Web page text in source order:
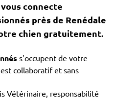
connecte
près de Renédale
chien gratuitement.
s'occupent de votre
collaboratif et sans
Vétérinaire, responsabilité